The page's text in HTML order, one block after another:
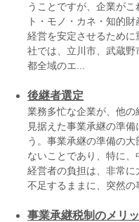
うことですが、企業が
ト・モノ・カネ・知的
経営を安定させるため
社では、立川市、武蔵
都全域のエ...
後継者選定
業務多忙な企業が、他
見据えた事業承継の準備
う。事業承継の準備の
ないことであり、特に
経営者の負担は、非常
不足するままに、突然の
事業承継税制のメリ